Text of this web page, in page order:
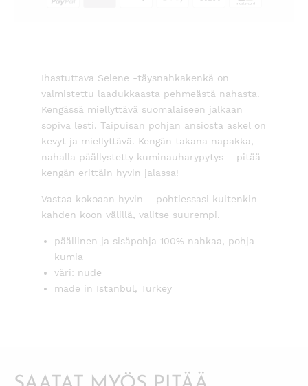
Ihastuttava Selene -täysnahkakenkä on
valmistettu laadukkaasta pehmeästä nahasta.
Kengässä miellyttävä suomalaiseen jalkaan
sopiva lesti. Taipuisan pohjan ansiosta askel on
kevyt ja miellyttävä. Kengän takana napakka,
nahalla päällystetty kuminauharypytys – pitää
kengän erittäin hyvin jalassa!
Vastaa kokoaan hyvin – pohtiessasi kuitenkin
kahden koon välillä, valitse suurempi.
päällinen ja sisäpohja 100% nahkaa, pohja
kumia
väri: nude
made in Istanbul, Turkey